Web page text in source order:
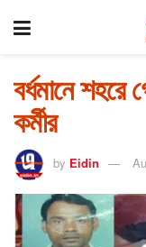
বর্ধমানে
কর্মীর
by Eidin